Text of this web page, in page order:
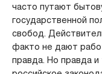
часто путают
государственной
свобод.
факто не дают
правда. Но правда